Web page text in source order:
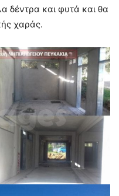
δέντρα και φυτά και θα
χαράς.